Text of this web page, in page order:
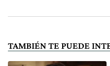
TAMBIÉN TE PUEDE